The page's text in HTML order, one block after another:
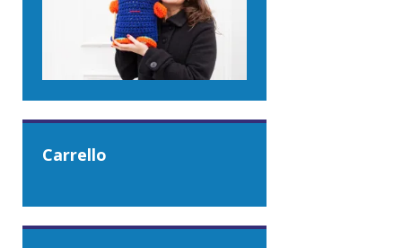
Carrello